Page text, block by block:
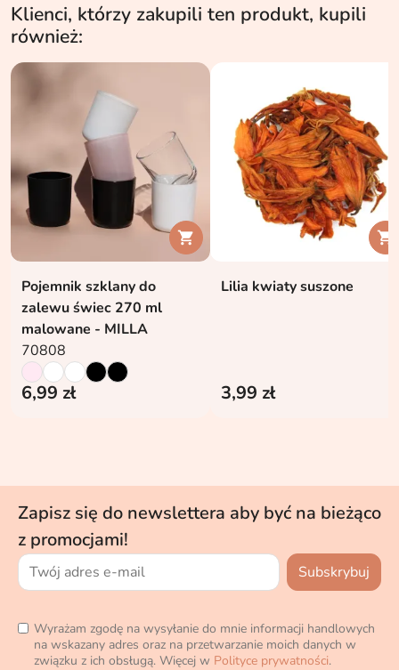
Klienci, którzy zakupili ten produkt, kupili
również:

Pojemnik szklany do
zalewu świec 270 ml
malowane - MILLA
70808
6,99 zł

Lilia kwiaty suszone
3,99 zł
Zapisz się do newslettera aby być na bieżąco
z promocjami!
Wyrażam zgodę na wysyłanie do mnie informacji handlowych
na wskazany adres oraz na przetwarzanie moich danych w
związku z ich obsługą. Więcej w Polityce prywatności.